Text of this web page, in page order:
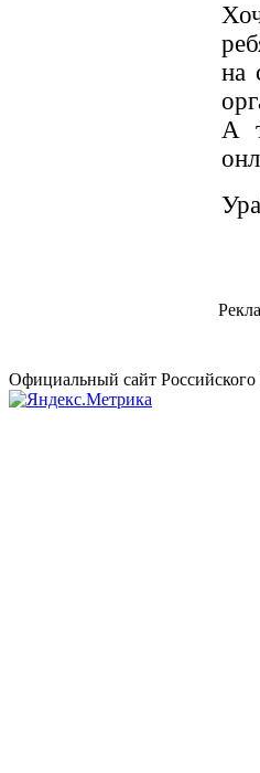
на
А
Официальный сайт